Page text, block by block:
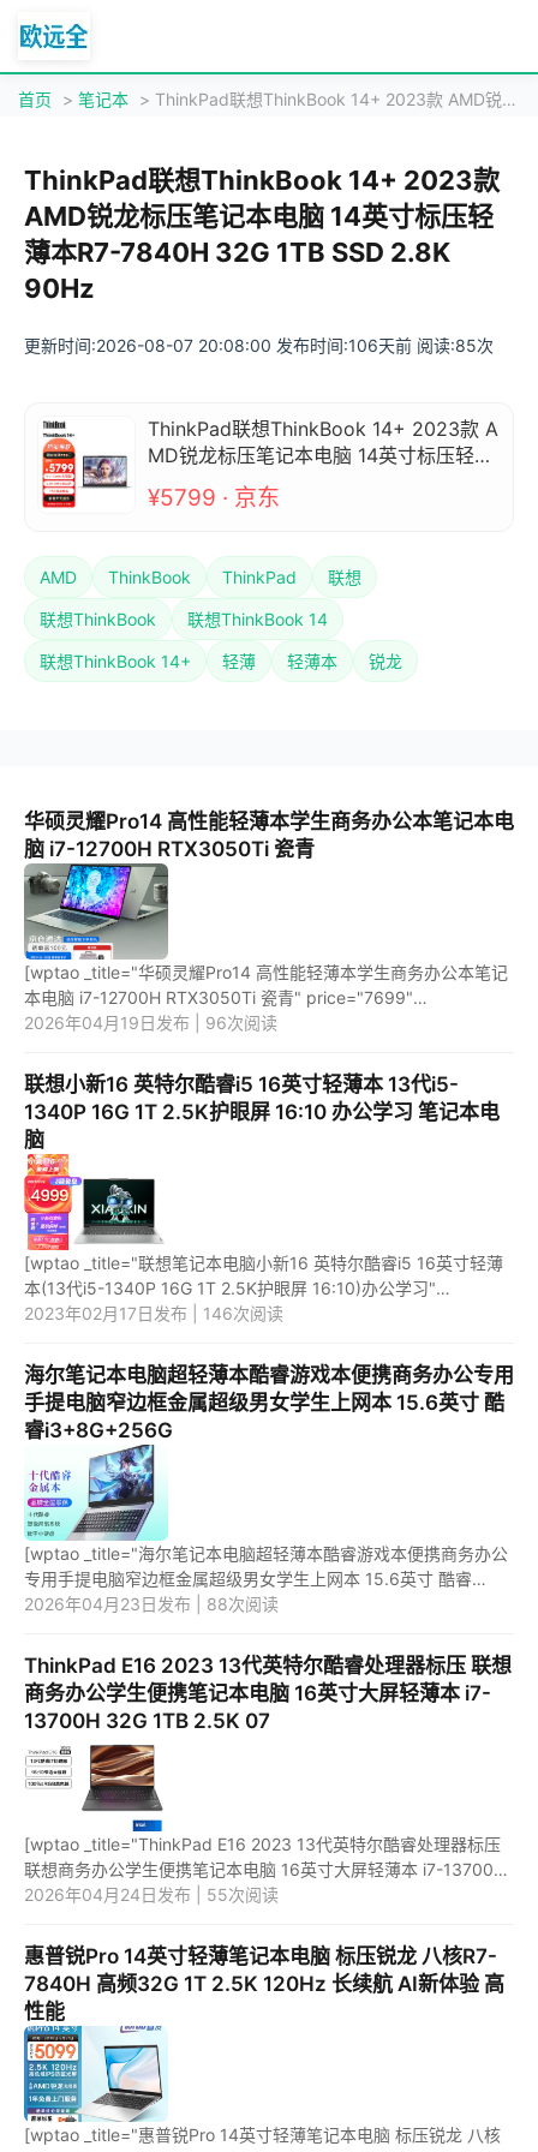
首页 > 笔记本 > ThinkPad联想ThinkBook 14+ 2023款 AMD锐龙标压笔记本电脑 14英寸标压轻薄本R7-7840H 32G 1TB SSD 2.8K 90Hz
ThinkPad联想ThinkBook 14+ 2023款
AMD锐龙标压笔记本电脑 14英寸标压轻
薄本R7-7840H 32G 1TB SSD 2.8K
90Hz
更新时间:2026-08-07 20:08:00 发布时间:106天前 阅读:85次
ThinkPad联想ThinkBook 14+ 2023款 A
MD锐龙标压笔记本电脑 14英寸标压轻薄
本R7-7840H 32G 1TB SSD 2.8K 90Hz
¥5799 · 京东
AMD ThinkBook ThinkPad 联想
联想ThinkBook 联想ThinkBook 14
联想ThinkBook 14+ 轻薄 轻薄本 锐龙
华硕灵耀Pro14 高性能轻薄本学生商务办公本笔记本电
脑 i7-12700H RTX3050Ti 瓷青
[wptao _title="华硕灵耀Pro14 高性能轻薄本学生商务办公本笔记
本电脑 i7-12700H RTX3050Ti 瓷青" price="7699"
url="https://item.jd.com/10069797581673.html"
2026年04月19日发布 | 96次阅读
联想小新16 英特尔酷睿i5 16英寸轻薄本 13代i5-
1340P 16G 1T 2.5K护眼屏 16:10 办公学习 笔记本电
脑
[wptao _title="联想笔记本电脑小新16 英特尔酷睿i5 16英寸轻薄
本(13代i5-1340P 16G 1T 2.5K护眼屏 16:10)办公学习"
price="5499" url="https://item.jd.com/100043600612.html"
2023年02月17日发布 | 146次阅读
海尔笔记本电脑超轻薄本酷睿游戏本便携商务办公专用
手提电脑窄边框金属超级男女学生上网本 15.6英寸 酷
睿i3+8G+256G
[wptao _title="海尔笔记本电脑超轻薄本酷睿游戏本便携商务办公
专用手提电脑窄边框金属超级男女学生上网本 15.6英寸 酷睿
i3+8G+256G" price="2379"
2026年04月23日发布 | 88次阅读
ThinkPad E16 2023 13代英特尔酷睿处理器标压 联想
商务办公学生便携笔记本电脑 16英寸大屏轻薄本 i7-
13700H 32G 1TB 2.5K 07
[wptao _title="ThinkPad E16 2023 13代英特尔酷睿处理器标压
联想商务办公学生便携笔记本电脑 16英寸大屏轻薄本 i7-13700H
32G 1TB 2.5K 07" price="7499"
2026年04月24日发布 | 55次阅读
惠普锐Pro 14英寸轻薄笔记本电脑 标压锐龙 八核R7-
7840H 高频32G 1T 2.5K 120Hz 长续航 AI新体验 高
性能
[wptao _title="惠普锐Pro 14英寸轻薄笔记本电脑 标压锐龙 八核